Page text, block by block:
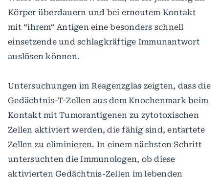
Körper überdauern und bei erneutem Kontakt
mit “ihrem“ Antigen eine besonders schnell
einsetzende und schlagkräftige Immunantwort
auslösen können.
Untersuchungen im Reagenzglas zeigten, dass die
Gedächtnis-T-Zellen aus dem Knochenmark beim
Kontakt mit Tumorantigenen zu zytotoxischen
Zellen aktiviert werden, die fähig sind, entartete
Zellen zu eliminieren. In einem nächsten Schritt
untersuchten die Immunologen, ob diese
aktivierten Gedächtnis-Zellen im lebenden